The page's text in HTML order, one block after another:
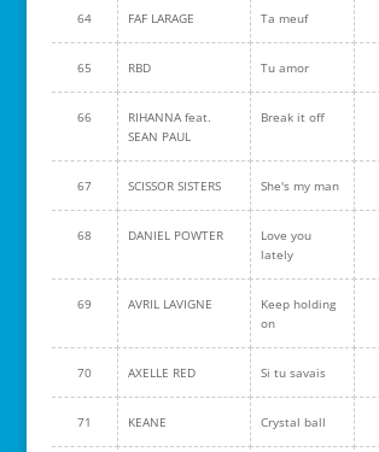
64 FAF LARAGE Ta meuf
65 RBD Tu amor
66
RIHANNA feat.
SEAN PAUL
Break it off
67 SCISSOR SISTERS She's my man
68 DANIEL POWTER
Love you
lately
69 AVRIL LAVIGNE
Keep holding
on
70 AXELLE RED Si tu savais
71 KEANE Crystal ball